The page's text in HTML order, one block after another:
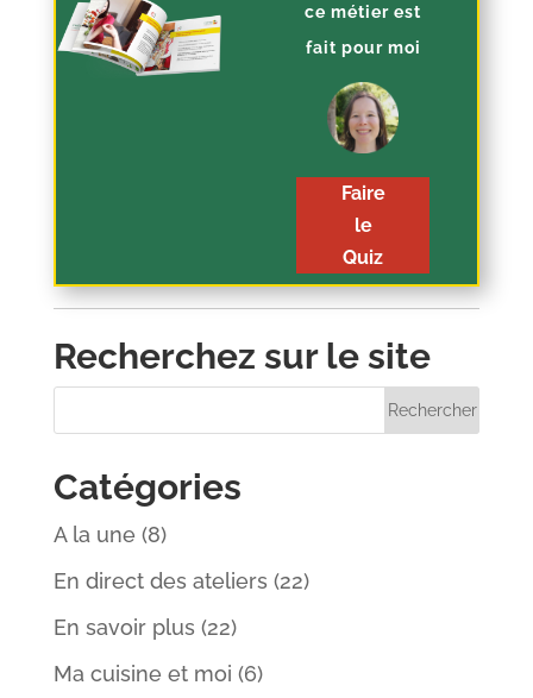
ce métier est
fait pour moi
Faire
le
Quiz
Recherchez sur le site
Catégories
A la une (8)
En direct des ateliers (22)
En savoir plus (22)
Ma cuisine et moi (6)